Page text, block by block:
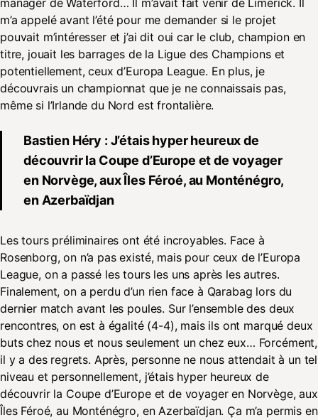
manager de Waterford… Il m’avait fait venir de Limerick. Il
m’a appelé avant l’été pour me demander si le projet
pouvait m’intéresser et j’ai dit oui car le club, champion en
titre, jouait les barrages de la Ligue des Champions et
potentiellement, ceux d’Europa League. En plus, je
découvrais un championnat que je ne connaissais pas,
même si l’Irlande du Nord est frontalière.
Bastien Héry : J’étais hyper heureux de
découvrir la Coupe d’Europe et de voyager
en Norvège, aux Îles Féroé, au Monténégro,
en Azerbaïdjan
Les tours préliminaires ont été incroyables. Face à
Rosenborg, on n’a pas existé, mais pour ceux de l’Europa
League, on a passé les tours les uns après les autres.
Finalement, on a perdu d’un rien face à Qarabag lors du
dernier match avant les poules. Sur l’ensemble des deux
rencontres, on est à égalité (4-4), mais ils ont marqué deux
buts chez nous et nous seulement un chez eux… Forcément,
il y a des regrets. Après, personne ne nous attendait à un tel
niveau et personnellement, j’étais hyper heureux de
découvrir la Coupe d’Europe et de voyager en Norvège, aux
Îles Féroé, au Monténégro, en Azerbaïdjan. Ça m’a permis en